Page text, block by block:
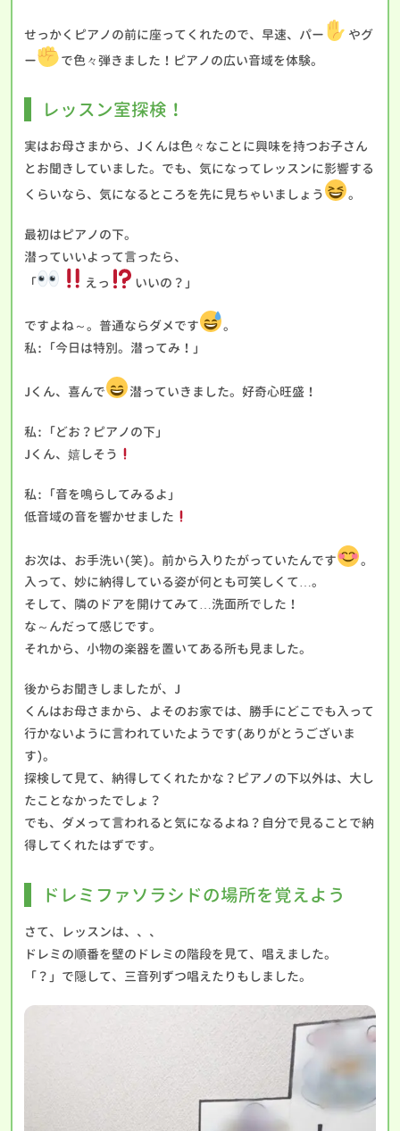
せっかくピアノの前に座ってくれたので、早速、パー
やグ
ー
で色々弾きました！ピアノの広い音域を体験。
レッスン室探検！
実はお母さまから、Jくんは色々なことに興味を持つお子さん
とお聞きしていました。でも、気になってレッスンに影響する
くらいなら、気になるところを先に見ちゃいましょう
。
最初はピアノの下。
潜っていいよって言ったら、
「
えっ いいの？」
ですよね～。普通ならダメです
。
私:「今日は特別。潜ってみ！」
Jくん、喜んで 潜っていきました。好奇心旺盛！
私:「どお？ピアノの下」
Jくん、嬉しそう
私:「音を鳴らしてみるよ」
低音域の音を響かせました
お次は、お手洗い(笑)。前から入りたがっていたんです
。
入って、妙に納得している姿が何とも可笑しくて…。
そして、隣のドアを開けてみて…洗面所でした！
な～んだって感じです。
それから、小物の楽器を置いてある所も見ました。
後からお聞きしましたが、J
くんはお母さまから、よそのお家では、勝手にどこでも入って
行かないように言われていたようです(ありがとうございま
す)。
探検して見て、納得してくれたかな？ピアノの下以外は、大し
たことなかったでしょ？
でも、ダメって言われると気になるよね？自分で見ることで納
得してくれたはずです。
ドレミファソラシドの場所を覚えよう
さて、レッスンは、、、
ドレミの順番を壁のドレミの階段を見て、唱えました。
「？」で隠して、三音列ずつ唱えたりもしました。